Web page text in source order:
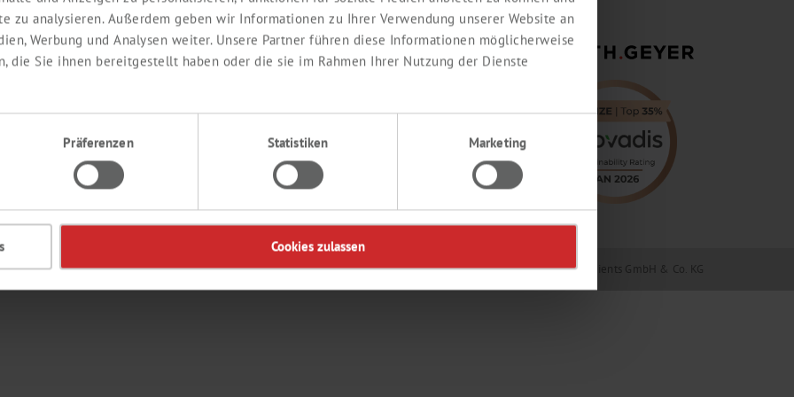
zu analysieren. Außerdem geben wir Informationen zu Ihrer Verwendung unserer Website an
Werbung und Analysen weiter. Unsere Partner führen diese Informationen möglicherweise
die Sie ihnen bereitgestellt haben oder die sie im Rahmen Ihrer Nutzung der Dienste
Präferenzen Statistiken Marketing
Cookies zulassen
KONTAKT
Labor
© 2026 Th. Geyer GmbH & Co. KG / Th. Geyer Ingredients GmbH & Co. KG